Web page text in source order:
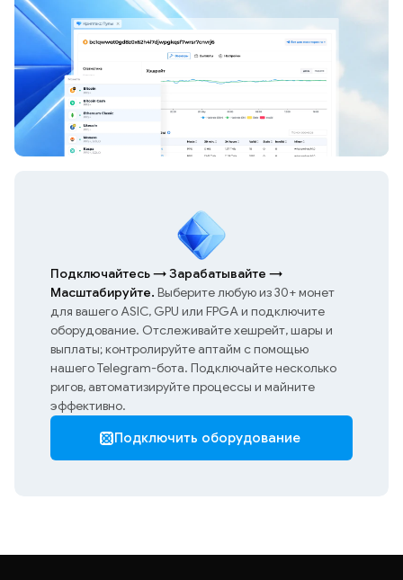
Подключайтесь→Зарабатывайте →
Масштабируйте. Выберите любую из 30+ монет
для вашего ASIC, GPU или FPGA и подключите
оборудование. Отслеживайте хешрейт, шары и
выплаты; контролируйте аптайм с помощью
нашего Telegram-бота. Подключайте несколько
ригов, автоматизируйте процессы и майните
эффективно.
Подключить оборудование